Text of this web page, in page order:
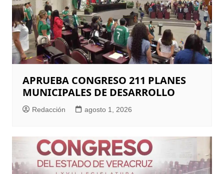
APRUEBA CONGRESO 211 PLANES
MUNICIPALES DE DESARROLLO
Redacción agosto 1, 2026